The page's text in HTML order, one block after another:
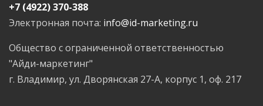
+7 (4922) 370-388
Электронная почта: info@id-marketing.ru
Общество с ограниченной ответственностью
"Айди-маркетинг"
г. Владимир, ул. Дворянская 27-А, корпус 1, оф. 217